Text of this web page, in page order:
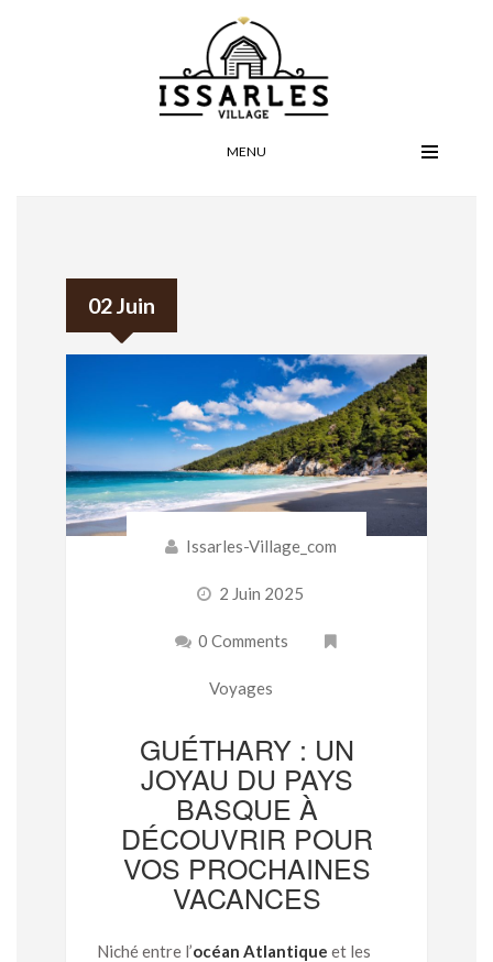
MENU
02 Juin
Issarles-Village_com
2 Juin 2025
0 Comments
Voyages
GUÉTHARY : UN
JOYAU DU PAYS
BASQUE À
DÉCOUVRIR POUR
VOS PROCHAINES
VACANCES
Niché entre l’océan Atlantique et les